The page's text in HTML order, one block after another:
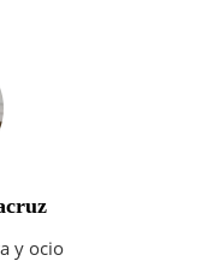
y ocio